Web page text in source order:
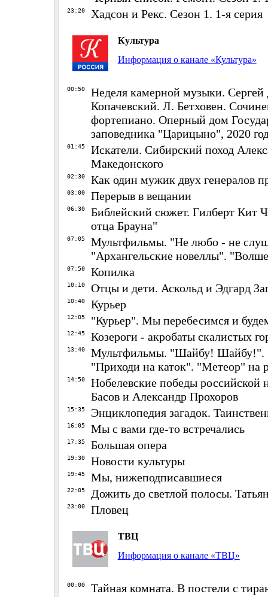
23:20 Хадсон и Рекс. Сезон 1. 1-я серия
Культура
Информация о канале «Культура»
00:50
Неделя камерной музыки.
Копачевский. Л. Бетховен.
фортепиано. Оперный дом
заповедника "Царицыно", 2020
01:45
Искатели. Сибирский поход
Македонского
02:30 Как один мужик двух генералов
03:00 Перерыв в вещании
06:30
Библейский сюжет. Гилберт Кит
отца Брауна"
07:05
Мультфильмы. "Не любо - не
"Архангельские новеллы".
07:50 Копилка
10:10 Отцы и дети. Аскольд и Эдгард
10:40 Курьер
12:05 "Курьер". Мы перебесимся и
12:45 Козероги - акробаты скалистых
13:40
Мультфильмы. "Шайбу! Шайбу!".
"Приходи на каток". "Метеор" на
14:50
Нобелевские победы российской
Басов и Александр Прохоров
15:35 Энциклопедия загадок.
16:05 Мы с вами где-то встречались
17:35 Большая опера
19:30 Новости культуры
19:45 Мы, нижеподписавшиеся
22:05 Дожить до светлой полосы.
23:00 Пловец
ТВЦ
Информация о канале «ТВЦ»
00:00 Тайная комната. В постели с